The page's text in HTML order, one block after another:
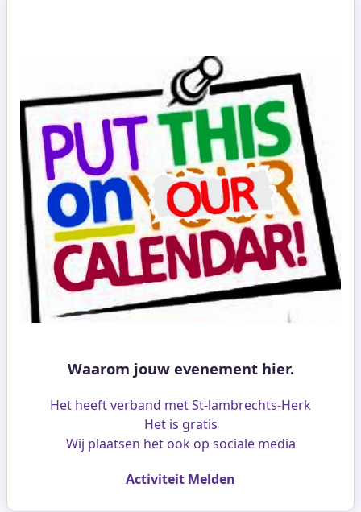
Waarom jouw evenement hier.
Het heeft verband met St-lambrechts-Herk
Het is gratis
Wij plaatsen het ook op sociale media
Activiteit Melden